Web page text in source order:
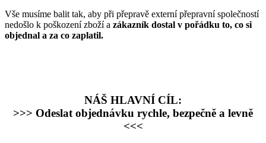
Vše musíme balit tak, aby při přepravě externí přepravní společností
nedošlo k poškození zboží a zákazník dostal v pořádku to, co si
objednal a za co zaplatil.
NÁŠ HLAVNÍ CÍL:
>>> Odeslat objednávku rychle, bezpečně a levně
<<<